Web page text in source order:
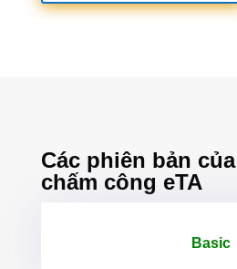
Các phiên bản của
chấm công eTA
Basic